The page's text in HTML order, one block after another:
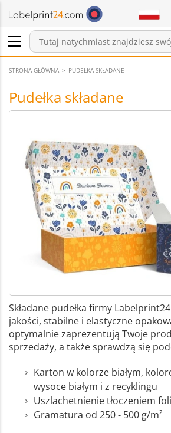
Zaloguj się / Zarejestruj
Pozycji w koszyku
Wiadomości
STRONA GŁÓWNA PUDEŁKA SKŁADANE
Pudełka składane
Składane pudełka firmy
jakości, stabilne i elastyczne
optymalnie zaprezentują Twoje
sprzedaży, a także sprawdzą się
Karton w kolorze białym,
wysoce białym i z recyklingu
Uszlachetnienie tłoczeniem
Gramatura od 250 - 500 g/m²